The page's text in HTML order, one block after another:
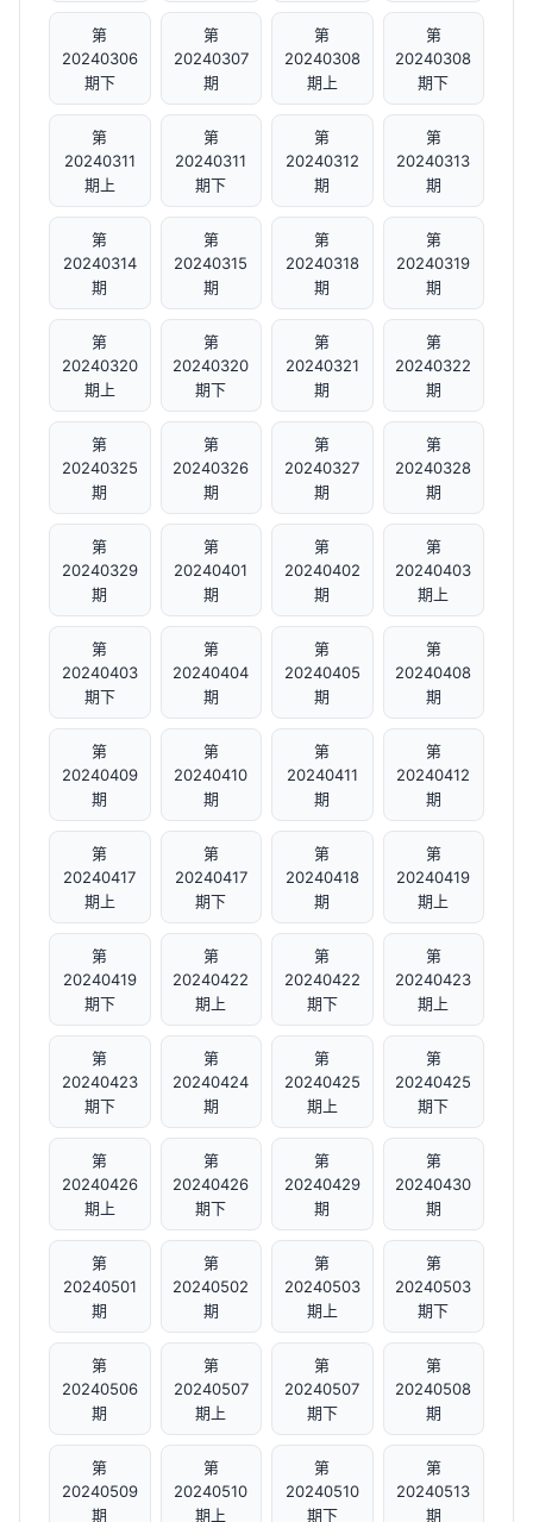
第
20240306
期下
第
20240307
期
第
20240308
期上
第
20240308
期下
第
20240311
期上
第
20240311
期下
第
20240312
期
第
20240313
期
第
20240314
期
第
20240315
期
第
20240318
期
第
20240319
期
第
20240320
期上
第
20240320
期下
第
20240321
期
第
20240322
期
第
20240325
期
第
20240326
期
第
20240327
期
第
20240328
期
第
20240329
期
第
20240401
期
第
20240402
期
第
20240403
期上
第
20240403
期下
第
20240404
期
第
20240405
期
第
20240408
期
第
20240409
期
第
20240410
期
第
20240411
期
第
20240412
期
第
20240417
期上
第
20240417
期下
第
20240418
期
第
20240419
期上
第
20240419
期下
第
20240422
期上
第
20240422
期下
第
20240423
期上
第
20240423
期下
第
20240424
期
第
20240425
期上
第
20240425
期下
第
20240426
期上
第
20240426
期下
第
20240429
期
第
20240430
期
第
20240501
期
第
20240502
期
第
20240503
期上
第
20240503
期下
第
20240506
期
第
20240507
期上
第
20240507
期下
第
20240508
期
第
20240509
期
第
20240510
期上
第
20240510
期下
第
20240513
期